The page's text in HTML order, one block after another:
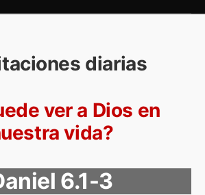
diarias
ver a Dios en
vida?
6.1-3